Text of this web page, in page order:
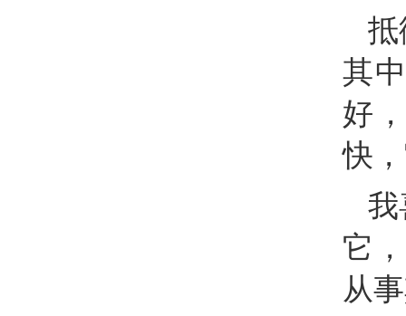
其
好
快
它
从